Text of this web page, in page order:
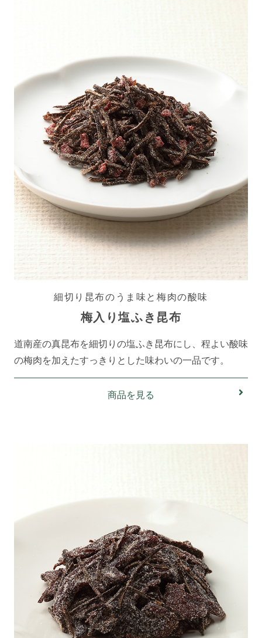
細切り昆布のうま味と梅肉の酸味
梅入り塩ふき昆布
道南産の真昆布を細切りの塩ふき昆布にし、程よい酸味
の梅肉を加えたすっきりとした味わいの一品です。
商品を見る